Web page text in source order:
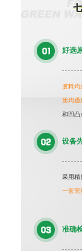
好选
胶料均
质均通
和凹凸
设备
采用精
一套完
准确